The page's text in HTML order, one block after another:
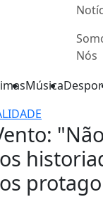
Nós
Música